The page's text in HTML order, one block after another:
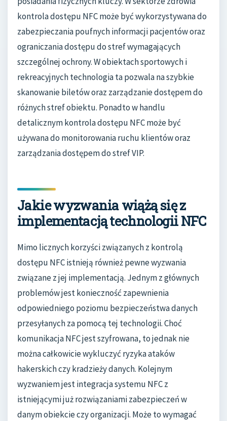
kontrola dostępu NFC może być wykorzystywana do
zabezpieczania poufnych informacji pacjentów oraz
ograniczania dostępu do stref wymagających
szczególnej ochrony. W obiektach sportowych i
rekreacyjnych technologia ta pozwala na szybkie
skanowanie biletów oraz zarządzanie dostępem do
różnych stref obiektu. Ponadto w handlu
detalicznym kontrola dostępu NFC może być
używana do monitorowania ruchu klientów oraz
zarządzania dostępem do stref VIP.
Jakie wyzwania wiążą się z
implementacją technologii NFC
Mimo licznych korzyści związanych z kontrolą
dostępu NFC istnieją również pewne wyzwania
związane z jej implementacją. Jednym z głównych
problemów jest konieczność zapewnienia
odpowiedniego poziomu bezpieczeństwa danych
przesyłanych za pomocą tej technologii. Choć
komunikacja NFC jest szyfrowana, to jednak nie
można całkowicie wykluczyć ryzyka ataków
hakerskich czy kradzieży danych. Kolejnym
wyzwaniem jest integracja systemu NFC z
istniejącymi już rozwiązaniami zabezpieczeń w
danym obiekcie czy organizacji. Może to wymagać